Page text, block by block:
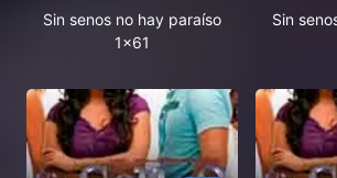
Sin senos no hay paraíso
1x61
Sin